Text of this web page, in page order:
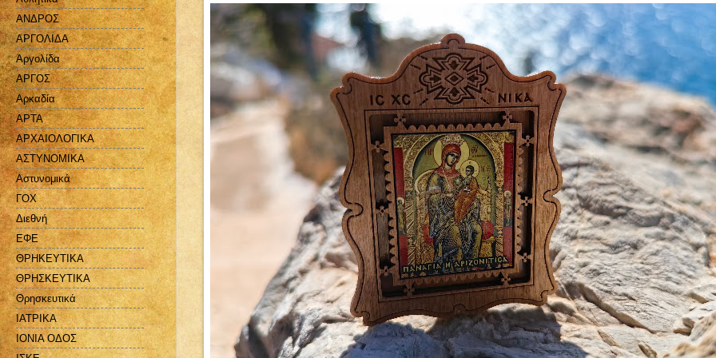
ΑΝΔΡΟΣ
ΑΡΓΟΛΙΔΑ
Αργολίδα
ΑΡΓΟΣ
Αρκαδία
ΑΡΤΑ
ΑΡΧΑΙΟΛΟΓΙΚΑ
ΑΣΤΥΝΟΜΙΚΑ
Αστυνομικά
ΓΟΧ
Διεθνή
ΕΦΕ
ΘΡΗΚΕΥΤΙΚΑ
ΘΡΗΣΚΕΥΤΙΚΑ
Θρησκευτικά
ΙΑΤΡΙΚΑ
ΙΟΝΙΑ ΟΔΟΣ